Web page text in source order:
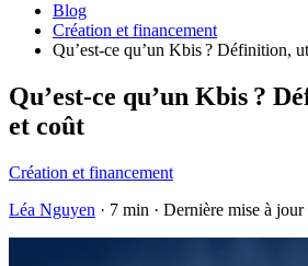
Blog
Création et financement
Qu’est-ce qu’un Kbis ? Définition,
Qu’est-ce qu’un Kbis ?
et coût
Création et financement
Léa Nguyen · 7 min · Dernière mise à jour